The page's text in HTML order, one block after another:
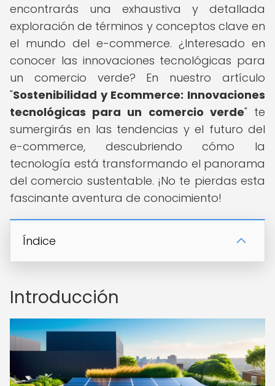
encontrarás una exhaustiva y detallada
exploración de términos y conceptos clave en
el mundo del e-commerce. ¿Interesado en
conocer las innovaciones tecnológicas para
un comercio verde? En nuestro artículo
"Sostenibilidad y Ecommerce: Innovaciones
tecnológicas para un comercio verde" te
sumergirás en las tendencias y el futuro del
e-commerce, descubriendo cómo la
tecnología está transformando el panorama
del comercio sustentable. ¡No te pierdas esta
fascinante aventura de conocimiento!
Índice
Introducción